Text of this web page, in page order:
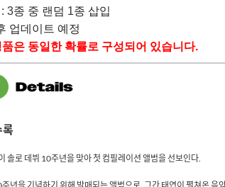
: 3종 중 랜덤 1종 삽입
업데이트 예정
은 동일한 확률로 구성되어 있습니다.
록
솔로 데뷔 10주년을 맞아 첫 컴필레이션 앨범을 선보인다.